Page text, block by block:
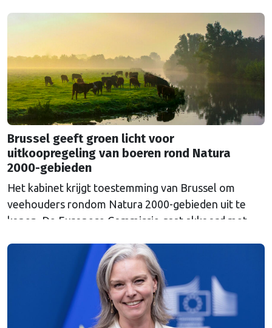
Euroclear parkeerde. De EU bevroor dat geld na de
Continued
Brussel geeft groen licht voor
uitkoopregeling van boeren rond Natura
2000-gebieden
Het kabinet krijgt toestemming van Brussel om
veehouders rondom Natura 2000-gebieden uit te
kopen. De Europese Commissie gaat akkoord met